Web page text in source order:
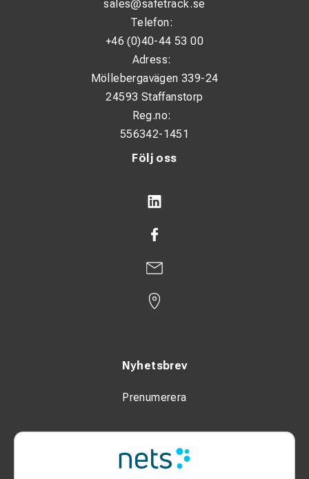
Följ oss
Nyhetsbrev
Prenumerera
sales@safetrack.se
Telefon:
+46 (0)40-44 53 00
Adress:
Möllebergavägen 339-24
24593 Staffanstorp
Reg.no:
556342-1451